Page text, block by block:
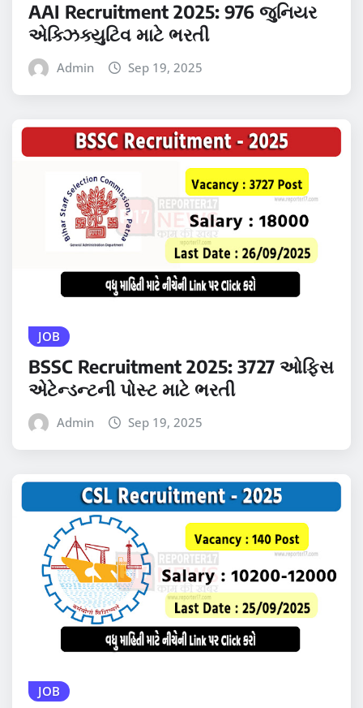
AAI Recruitment 2025: 976 જુનિયર
એક્ઝિક્યુટિવ માટે ભરતી
Admin Sep 19, 2025
JOB
BSSC Recruitment 2025: 3727 ઓફિસ
એટેન્ડન્ટની પોસ્ટ માટે ભરતી
Admin Sep 19, 2025
JOB